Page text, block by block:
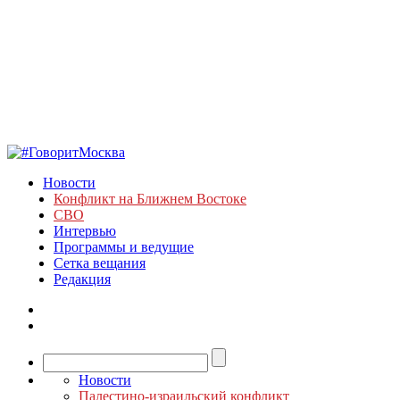
Новости
Конфликт на Ближнем Востоке
СВО
Интервью
Программы и ведущие
Сетка вещания
Редакция
Новости
Палестино-израильский конфликт